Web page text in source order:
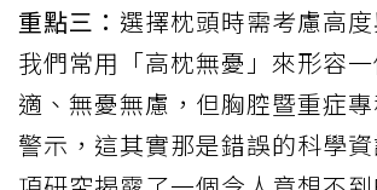
重點三： 選擇枕頭時需考慮高度
我們常用「高枕無憂」來形容
適、無憂無慮，但胸腔暨重症
警示，這其實那是錯誤的科學